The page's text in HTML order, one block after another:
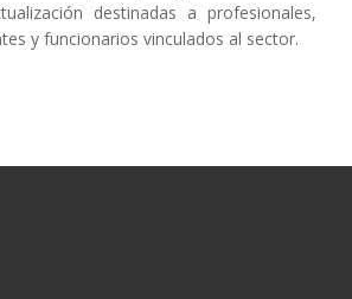
destinadas a profesionales,
y funcionarios vinculados al sector.